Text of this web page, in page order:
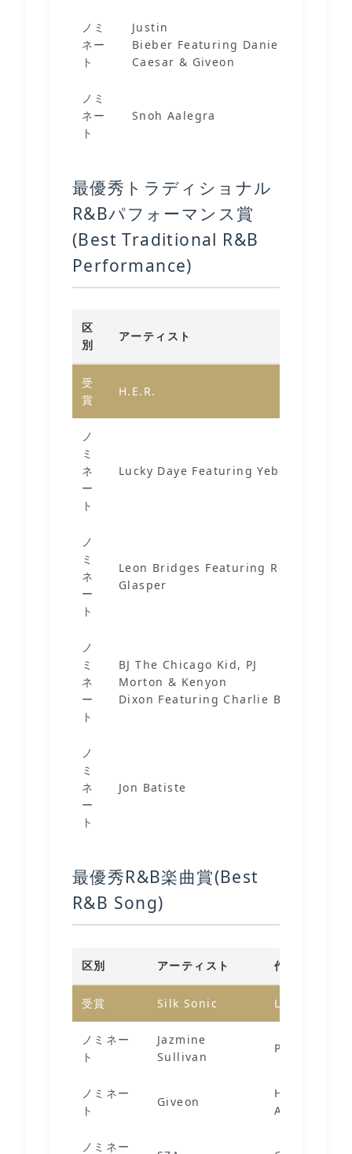
ノミ
ネー
ト
Justin
Bieber Featuring Daniel
Caesar & Giveon
ノミ
ネー
ト
Snoh Aalegra
最優秀トラディショナル
R&Bパフォーマンス賞
(Best Traditional R&B
Performance)
区
別
アーティスト
受
賞
H.E.R.
ノ
ミ
ネ
ー
ト
Lucky Daye Featuring Yebba
ノ
ミ
ネ
ー
ト
Leon Bridges Featuring Robert
Glasper
ノ
ミ
ネ
ー
ト
BJ The Chicago Kid, PJ
Morton & Kenyon
Dixon Featuring Charlie Bereal
ノ
ミ
ネ
ー
ト
Jon Batiste
最優秀R&B楽曲賞(Best
R&B Song)
区別 アーティスト 作品
受賞 Silk Sonic Leave The
ノミネー
ト
Jazmine
Sullivan
Pick Up
ノミネー
ト
Giveon
Heartbreak
Anniversary
ノミネー